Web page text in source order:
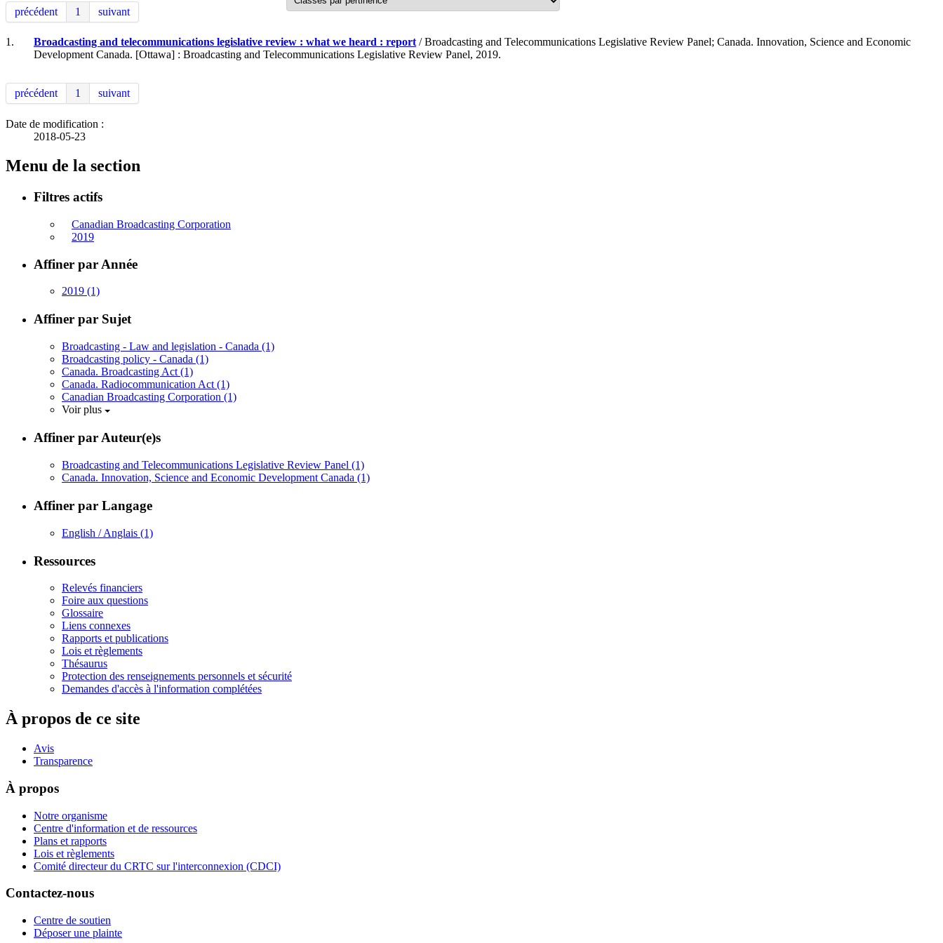
précédent 1 suivant
1. Broadcasting and telecommunications legislative review : what we heard : report / Broadcasting and Telecommunications Legislative Review Panel; Canada. Innovation, Science and Economic
Development Canada. [Ottawa] : Broadcasting and Telecommunications Legislative Review Panel, 2019.
précédent 1 suivant
Date de modification :
2018-05-23
Menu de la section
Filtres actifs
Canadian Broadcasting Corporation
2019
Affiner par Année
2019 (1)
Affiner par Sujet
Broadcasting - Law and legislation - Canada (1)
Broadcasting policy - Canada (1)
Canada. Broadcasting Act (1)
Canada. Radiocommunication Act (1)
Canadian Broadcasting Corporation (1)
Voir plus
Affiner par Auteur(e)s
Broadcasting and Telecommunications Legislative Review Panel (1)
Canada. Innovation, Science and Economic Development Canada (1)
Affiner par Langage
English / Anglais (1)
Ressources
Relevés financiers
Foire aux questions
Glossaire
Liens connexes
Rapports et publications
Lois et règlements
Thésaurus
Protection des renseignements personnels et sécurité
Demandes d'accès à l'information complétées
À propos de ce site
Avis
Transparence
À propos
Notre organisme
Centre d'information et de ressources
Plans et rapports
Lois et règlements
Comité directeur du CRTC sur l'interconnexion (CDCI)
Contactez-nous
Centre de soutien
Déposer une plainte